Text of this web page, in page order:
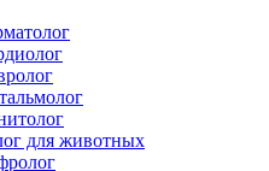
для животных